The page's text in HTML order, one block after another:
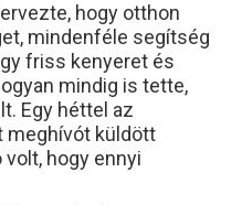
hogy otthon
mindenféle segítség
friss kenyeret és
mindig is tette,
Egy héttel az
meghívót küldött
hogy ennyi